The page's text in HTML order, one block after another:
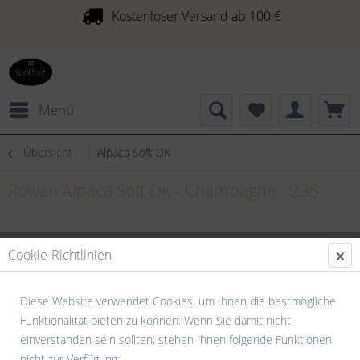
Kostenloser Versand ab 100 €
Menü
Übersicht Alpaca Soft DK
Cookie-Richtlinien
Diese Website verwendet Cookies, um Ihnen die bestmögliche
Funktionalität bieten zu können. Wenn Sie damit nicht
einverstanden sein sollten, stehen Ihnen folgende Funktionen